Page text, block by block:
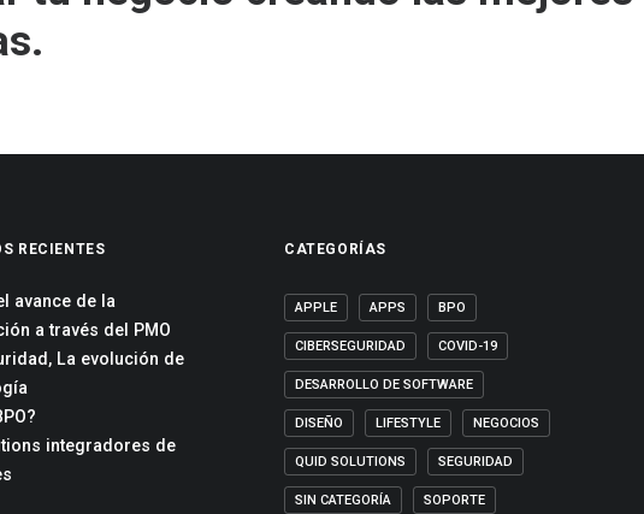
RECIENTES
avance de la
a través del PMO
La evolución de
integradores de
CATEGORÍAS
APPLE APPS BPO
CIBERSEGURIDAD COVID-19
DESARROLLO DE SOFTWARE
DISEÑO LIFESTYLE NEGOCIOS
QUID SOLUTIONS SEGURIDAD
SIN CATEGORÍA SOPORTE